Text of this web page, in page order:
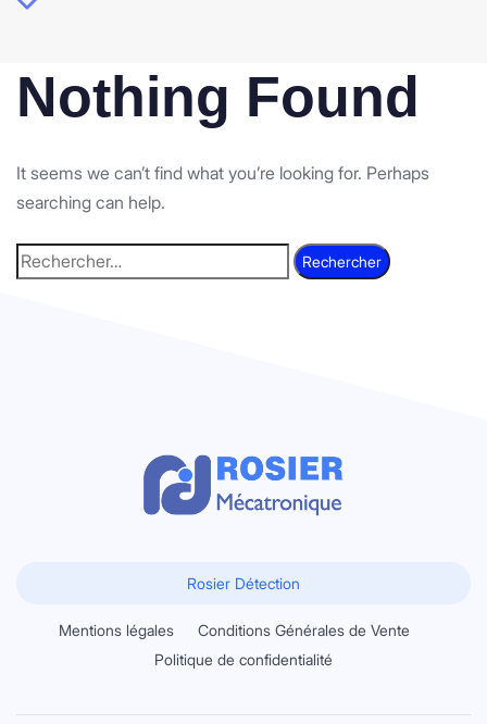
Nothing Found
It seems we can’t find what you’re looking for. Perhaps
searching can help.
Rosier Détection
Mentions légales
Conditions Générales de Vente
Politique de confidentialité